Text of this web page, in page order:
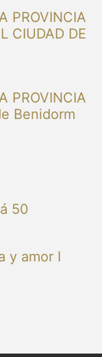
PROVINCIA
CIUDAD DE
PROVINCIA
Benidorm
50
y amor I